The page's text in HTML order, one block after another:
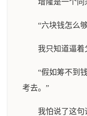
增隆是一个同
“六块钱怎么
我只知道逼着
“假如筹不到
考去。”
我怕说了这句